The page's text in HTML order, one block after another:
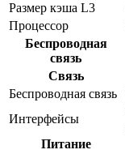
Размер кэша L3
Процессор
Беспроводная
связь
Связь
Беспроводная связь
Интерфейсы
Питание